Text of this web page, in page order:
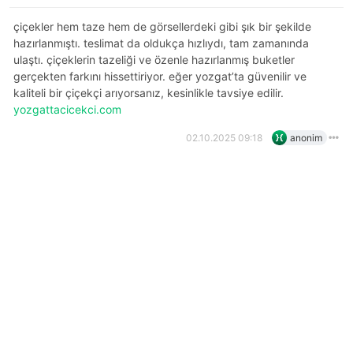
çiçekler hem taze hem de görsellerdeki gibi şık bir şekilde
hazırlanmıştı. teslimat da oldukça hızlıydı, tam zamanında
ulaştı. çiçeklerin tazeliği ve özenle hazırlanmış buketler
gerçekten farkını hissettiriyor. eğer yozgat’ta güvenilir ve
kaliteli bir çiçekçi arıyorsanız, kesinlikle tavsiye edilir.
yozgattacicekci.com
02.10.2025 09:18 anonim